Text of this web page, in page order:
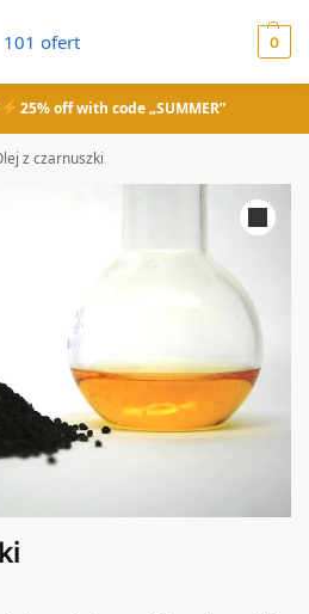
101 ofert 0
25% off with code „SUMMER”
z czarnuszki